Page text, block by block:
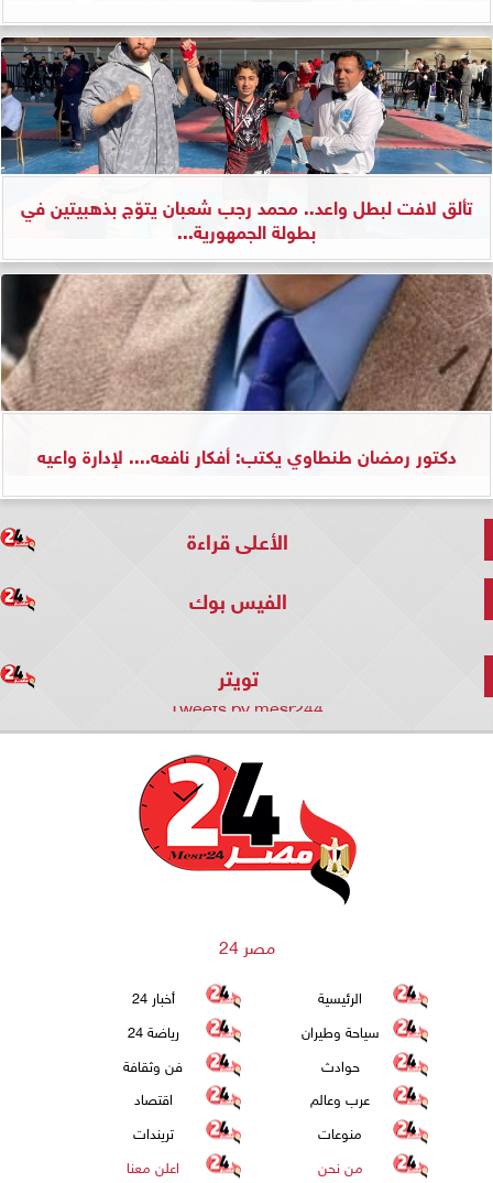
تألق لافت لبطل واعد.. محمد رجب شعبان يتوّج بذهبيتين في
بطولة الجمهورية...
دكتور رمضان طنطاوي يكتب: أفكار نافعه.... لإدارة واعيه
الأعلى قراءة
الفيس بوك
تويتر
Tweets by mesr244
مصر 24
الرئيسية
أخبار 24
سياحة وطيران
رياضة 24
حوادث
فن وثقافة
عرب وعالم
اقتصاد
منوعات
تريندات
من نحن
اعلن معنا